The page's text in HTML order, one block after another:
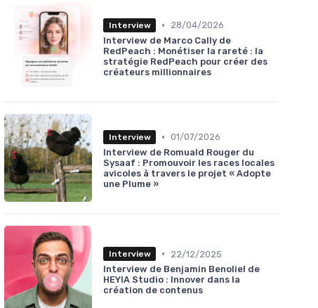
Interview •
28/04/2026
Interview de Marco Cally de
RedPeach : Monétiser la rareté : la
stratégie RedPeach pour créer des
créateurs millionnaires
Interview • 01/07/2026
Interview de Romuald Rouger du
Sysaaf : Promouvoir les races locales
avicoles à travers le projet « Adopte
une Plume »
Interview •
22/12/2025
Interview de Benjamin Benoliel de
HEYIA Studio : Innover dans la
création de contenus